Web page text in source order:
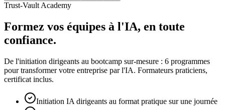
Trust-Vault Academy
Formez vos équipes à l'IA, en toute
confiance.
De l'initiation dirigeants au bootcamp sur-mesure : 6 programmes
pour transformer votre entreprise par l'IA. Formateurs praticiens,
certificat inclus.
Initiation IA dirigeants au format pratique sur une journée